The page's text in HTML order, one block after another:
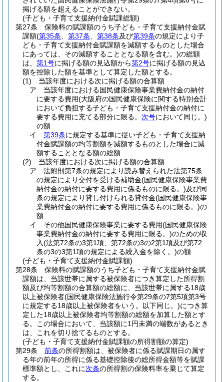
掲げる額を超えることができない。
(子ども・子育て支援納付金賦課総額)
第27条
保険料の賦課額のうち子ども・子育て支援納付金賦
課額(第35条 第37条 第38条及び第39条の規定により子
ども・子育て支援納付金賦課額を減額するものとした場合
にあっては、その減額することとなる額を含む。)の総額
は、 第1号に掲げる額の見込額から第2号に掲げる額の見込
額を控除した額を基準として算定した額とする。
(1)
当該年度における次に掲げる額の合算額
ア
当該年度における国民健康保険事業費納付金の納付
に要する費用(大阪府の国民健康保険に関する特別会計
において負担する子ども・子育て支援納付金の納付に
要する費用に充てる部分に限る。 次号において同じ。)
の額
イ
第39条に規定する基準に従い子ども・子育て支援納
付金賦課額の均等割額を減額するものとした場合に減
額することとなる額の総額
(2)
当該年度における次に掲げる額の合算額
ア
法附則第7条の規定により読み替えられた法第75条
の規定により交付を受ける補助金(国民健康保険事業費
納付金の納付に要する費用に係るものに限る。)及び同
条の規定により貸し付けられる貸付金(国民健康保険事
業費納付金の納付に要する費用に係るものに限る。)の
額
イ
その他国民健康保険事業に要する費用(国民健康保険
事業費納付金の納付に要する費用に限る。)のための収
入(法第72条の3第1項、第72条の3の2第1項及び第72
条の3の3第1項の規定による繰入金を除く。)の額
(子ども・子育て支援納付金賦課額)
第28条
保険料の賦課額のうち子ども・子育て支援納付金賦
課額は、当該世帯に属する被保険者につき算定した所得割
額及び均等割額の合算額の総額に、当該世帯に属する18歳
以上被保険者(国民健康保険法施行令第29条の7第5項第3号
に規定する18歳以上被保険者をいう。以下同じ。)につき算
定した18歳以上被保険者均等割額の総額を加算した額とす
る。
この場合において、当該額に1円未満の端数があるとき
は、これを切り捨てるものとする。
(子ども・子育て支援納付金賦課額の所得割額の算定)
第29条
前条の所得割額は、被保険者に係る賦課期日の属す
る年の前年の所得に係る基礎控除後の総所得金額等を賦課
標準額とし、これに次条の所得割の保険料率を乗じて算定
する。